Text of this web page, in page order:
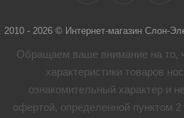
2010 - 2026 © Интернет-магазин Слон-
Обращаем ваше внимание на то,
характеристики товaров
ознакомительный характер и
офертой, определенной пунктом 2